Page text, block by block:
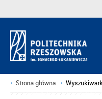
Strona główna